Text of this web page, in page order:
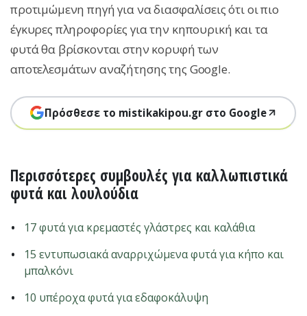
προτιμώμενη πηγή για να διασφαλίσεις ότι οι πιο
έγκυρες πληροφορίες για την κηπουρική και τα
φυτά θα βρίσκονται στην κορυφή των
αποτελεσμάτων αναζήτησης της Google.
Πρόσθεσε το mistikakipou.gr στο Google
Περισσότερες συμβουλές για καλλωπιστικά
φυτά και λουλούδια
17 φυτά για κρεμαστές γλάστρες και καλάθια
15 εντυπωσιακά αναρριχώμενα φυτά για κήπο και
μπαλκόνι
10 υπέροχα φυτά για εδαφοκάλυψη